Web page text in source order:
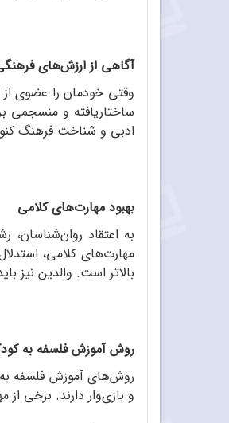
آگاهی از ارزش‌های
وقتی خودمان را عضوی
ساختاریافته و منسجمی
ادبی و شناخت فرهنگ
بهبود مهارت‌های کلامی
به اعتقاد
مهارت‌های کلامی،
بالاتر است. والدین نیز
روش آموزش فلسفه به
روش‌های آموزش فلسفه به
و بازی‌وار دارند. برخی